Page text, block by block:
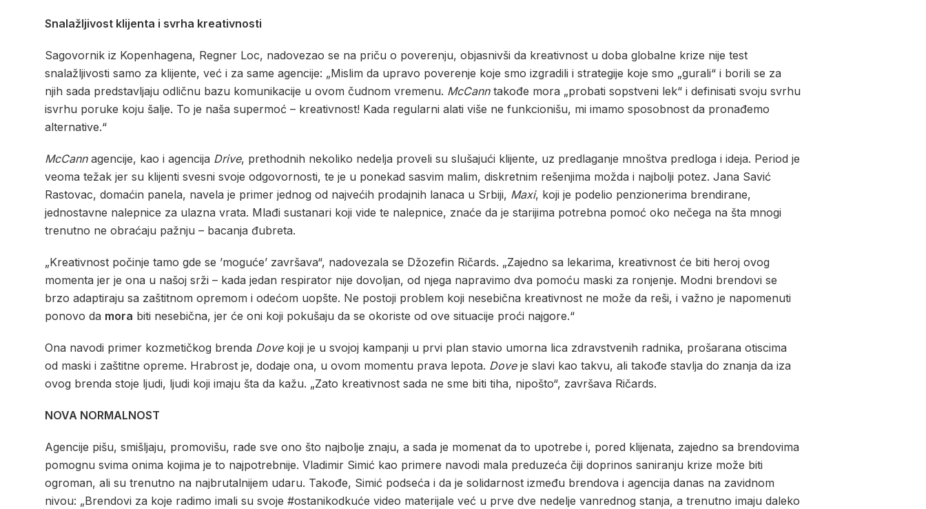
Snalažljivost klijenta i svrha kreativnosti
Sagovornik iz Kopenhagena, Regner Loc, nadovezao se na priču o poverenju, objasnivši da kreativnost u doba globalne krize nije test
snalažljivosti samo za klijente, već i za same agencije: „Mislim da upravo poverenje koje smo izgradili i strategije koje smo „gurali“ i borili se za
njih sada predstavljaju odličnu bazu komunikacije u ovom čudnom vremenu. McCanntakođe mora „probati sopstveni lek“ i definisati svoju svrhu
isvrhu poruke koju šalje. To je naša supermoć – kreativnost! Kada regularni alati više ne funkcionišu, mi imamo sposobnost da pronađemo
alternative.“
McCannagencije, kao i agencija Drive, prethodnih nekoliko nedelja proveli su slušajući klijente, uz predlaganje mnoštva predloga i ideja. Period je
veoma težak jer su klijenti svesni svoje odgovornosti, te je u ponekad sasvim malim, diskretnim rešenjima možda i najbolji potez. Jana Savić
Rastovac, domaćin panela, navela je primer jednog od najvećih prodajnih lanaca u Srbiji, Maxi, koji je podelio penzionerima brendirane,
jednostavne nalepnice za ulazna vrata. Mlađi sustanari koji vide te nalepnice, znaće da je starijima potrebna pomoć oko nečega na šta mnogi
trenutno ne obraćaju pažnju – bacanja đubreta.
„Kreativnost počinje tamo gde se ’moguće’ završava“, nadovezala se Džozefin Ričards. „Zajedno sa lekarima, kreativnost će biti heroj ovog
momenta jer je ona u našoj srži – kada jedan respirator nije dovoljan, od njega napravimo dva pomoću maski za ronjenje. Modni brendovi se
brzo adaptiraju sa zaštitnom opremom i odećom uopšte. Ne postoji problem koji nesebična kreativnost ne može da reši, i važno je napomenuti
ponovo da mora biti nesebična, jer će oni koji pokušaju da se okoriste od ove situacije proći najgore.“
Ona navodi primer kozmetičkog brenda Dovekoji je u svojoj kampanji u prvi plan stavio umorna lica zdravstvenih radnika, prošarana otiscima
od maski i zaštitne opreme. Hrabrost je, dodaje ona, u ovom momentu prava lepota. Doveje slavi kao takvu, ali takođe stavlja do znanja da iza
ovog brenda stoje ljudi, ljudi koji imaju šta da kažu. „Zato kreativnost sada ne sme biti tiha, nipošto“, završava Ričards.
NOVA NORMALNOST
Agencije pišu, smišljaju, promovišu, rade sve ono što najbolje znaju, a sada je momenat da to upotrebe i, pored klijenata, zajedno sa brendovima
pomognu svima onima kojima je to najpotrebnije. Vladimir Simić kao primere navodi mala preduzeća čiji doprinos saniranju krize može biti
ogroman, ali su trenutno na najbrutalnijem udaru. Takođe, Simić podseća i da je solidarnost između brendova i agencija danas na zavidnom
nivou: „Brendovi za koje radimo imali su svoje #ostanikodkuće video materijale već u prve dve nedelje vanrednog stanja, a trenutno imaju daleko